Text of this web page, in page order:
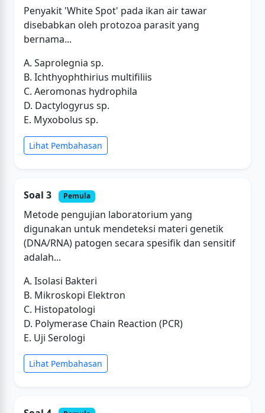
Penyakit 'White Spot' pada ikan air tawar
disebabkan oleh protozoa parasit yang
bernama...
A. Saprolegnia sp.
B. Ichthyophthirius multifiliis
C. Aeromonas hydrophila
D. Dactylogyrus sp.
E. Myxobolus sp.
Lihat Pembahasan
Soal 3 Pemula
Metode pengujian laboratorium yang
digunakan untuk mendeteksi materi genetik
(DNA/RNA) patogen secara spesifik dan sensitif
adalah...
A. Isolasi Bakteri
B. Mikroskopi Elektron
C. Histopatologi
D. Polymerase Chain Reaction (PCR)
E. Uji Serologi
Lihat Pembahasan